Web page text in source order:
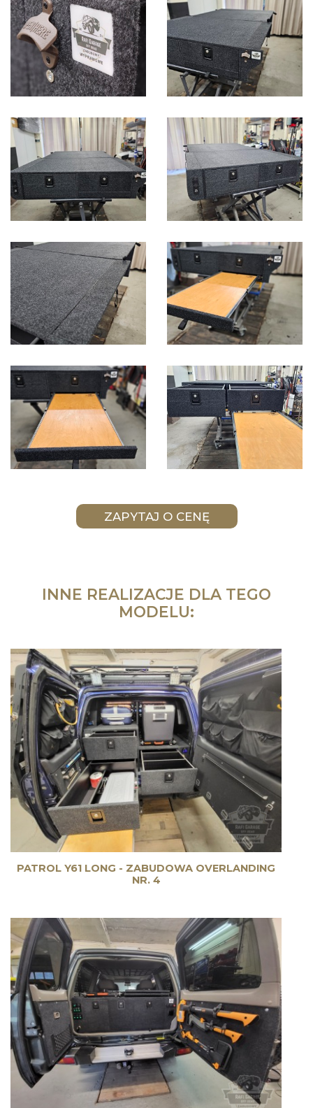
INNE REALIZACJE DLA TEGO
MODELU:
PATROL Y61 LONG - ZABUDOWA OVERLANDING
NR. 4